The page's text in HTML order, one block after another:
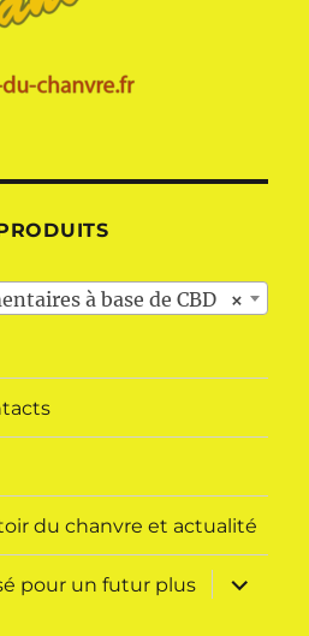
×
à base de CBD
du chanvre et actualité
pour un futur plus
ouvrir
le